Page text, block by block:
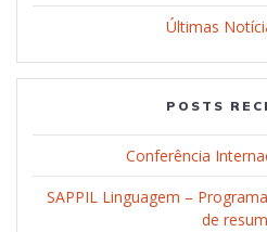
Últimas
POSTS
Conferência
SAPPIL Linguagem –
de